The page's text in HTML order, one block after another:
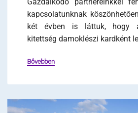
kapcsolatunknak
két évben is láttuk, hogy
kitettség damoklészi kardként
Bővebben